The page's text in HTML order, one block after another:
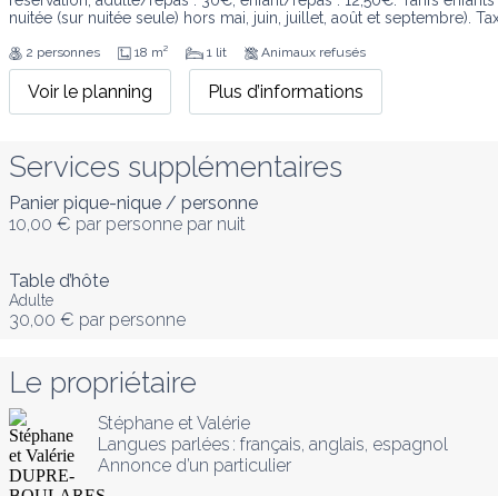
nuitée (sur nuitée seule) hors mai, juin, juillet, août et septembre).
2 personnes 18 m² 1 lit Animaux refusés
Voir le planning Plus d’informations
Services supplémentaires
Panier pique-nique / personne
10,00 € par personne par nuit
Table d’hôte
Adulte
30,00 € par personne
Le propriétaire
Stéphane et Valérie
Langues parlées : français anglais espagnol
Annonce d’un particulier